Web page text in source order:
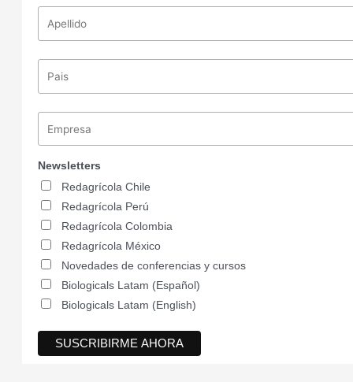
Newsletters
Redagrícola Chile
Redagrícola Perú
Redagrícola Colombia
Redagrícola México
Novedades de conferencias y cursos
Biologicals Latam (Español)
Biologicals Latam (English)